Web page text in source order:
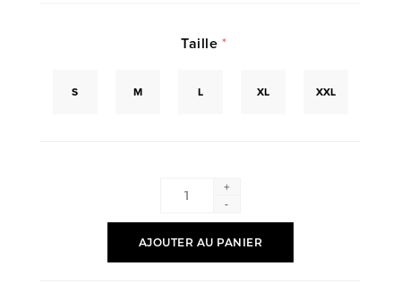
Taille *
S M L XL XXL
+
-
AJOUTER AU PANIER